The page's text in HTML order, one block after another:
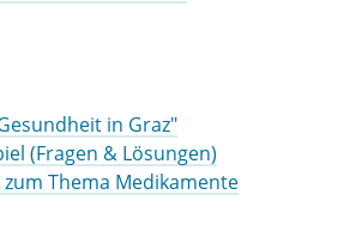
in Graz"
(Fragen & Lösungen)
Thema Medikamente